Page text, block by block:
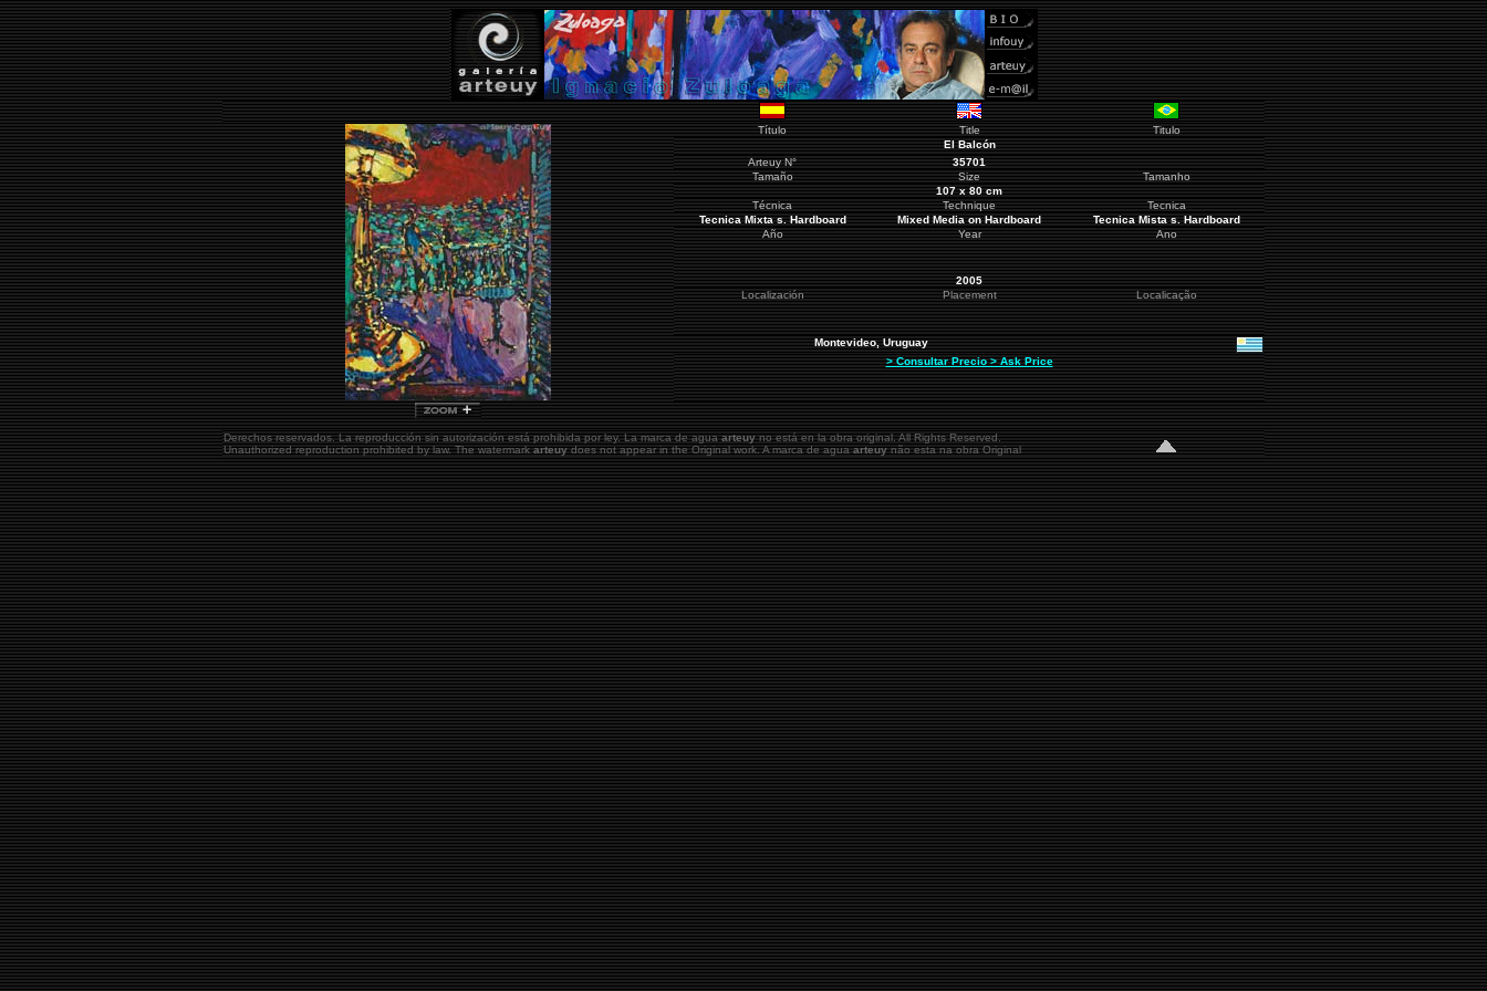
Título Title
Titulo
El Balcón
ArteuyN°
35701
Tamaño
Size
Tamanho
107 x 80 cm
Técnica
Technique
Tecnica
Tecnica Mixta s. Hardboard
Mixed Media on Hardboard
Tecnica Mista s. Hardboard
Año
Year Ano
2005
Localización
Placement Localicação
Montevideo, Uruguay
> Consultar Precio > Ask Price
Derechos reservados. La reproducción sin autorización está prohibida por ley. La marca de aguaarteuyno está en la obra original.All Rights Reserved.
Unauthorized reproduction prohibited by law. The watermarkarteuydoes not appear in the Original work. A marca de aguaarteuynão esta na obra Original